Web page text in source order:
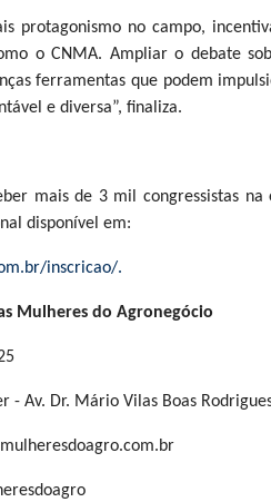
protagonismo no campo,
o CNMA. Ampliar o debate
ferramentas que podem
e diversa”, finaliza.
mais de 3 mil congressistas
disponível em:
inscricao/.
Mulheres do Agronegócio
- Av. Dr. Mário Vilas Boas